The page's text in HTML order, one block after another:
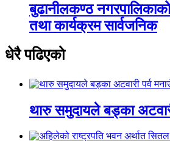
बुढानीलकण्ठ नगरपालिकाको
तथा कार्यक्रम सार्वजनिक
धेरै पढिएको
थारु समुदायले बड्का